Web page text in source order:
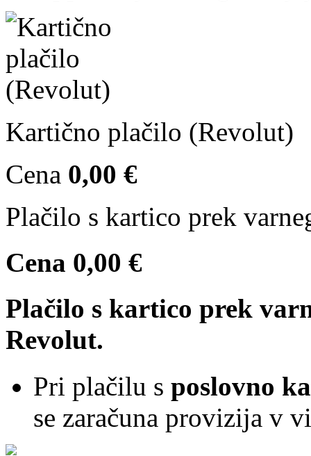
Kartično plačilo (Revolut)
Cena 0,00 €
Plačilo s kartico prek
Cena 0,00 €
Plačilo s kartico prek
Revolut.
Pri plačilu s poslovno
se zaračuna provizija v